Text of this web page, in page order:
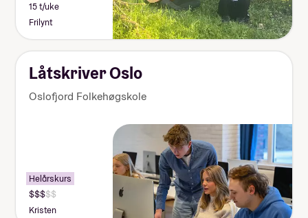
15 t/uke
Frilynt
Låtskriver Oslo
Oslofjord Folkehøgskole
Helårskurs
Kristen